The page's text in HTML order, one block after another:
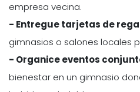
empresa vecina.
- Entregue tarjetas de
gimnasios o salones locales
- Organice eventos
bienestar en un gimnasio